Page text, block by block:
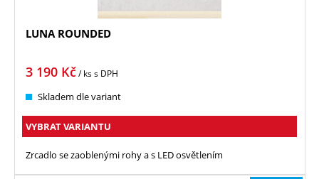
LUNA ROUNDED
3 190 Kč/ kss DPH
Skladem dle variant
VYBRAT VARIANTU
Zrcadlo se zaoblenými rohy a s LED osvětlením